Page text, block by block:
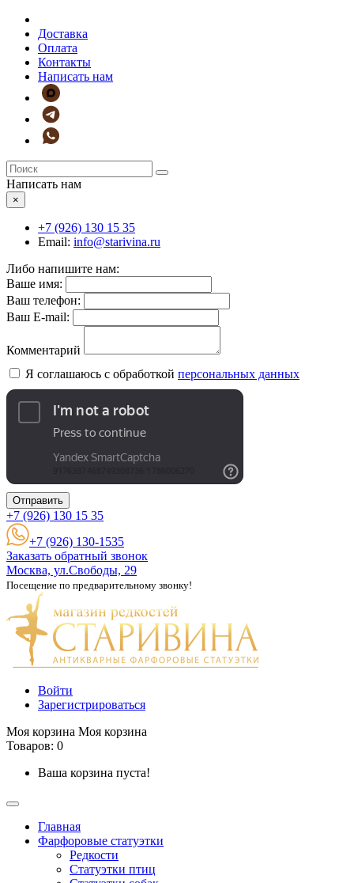
Доставка
Оплата
Контакты
Написать нам
Написать нам
×
+7 (926) 130 15 35
Email: info@starivina.ru
Либо напишите нам:
Ваше имя:
Ваш телефон:
Ваш E-mail:
Комментарий
Я соглашаюсь с обработкой персональных данных
Отправить
+7 (926) 130 15 35
+7 (926) 130-1535
Заказать обратный звонок
Москва, ул.Свободы, 29
Посещение по предварительному звонку!
Войти
Зарегистрироваться
Моя корзина Моя корзина
Товаров: 0
Ваша корзина пуста!
Главная
Фарфоровые статуэтки
Редкости
Cтатуэтки птиц